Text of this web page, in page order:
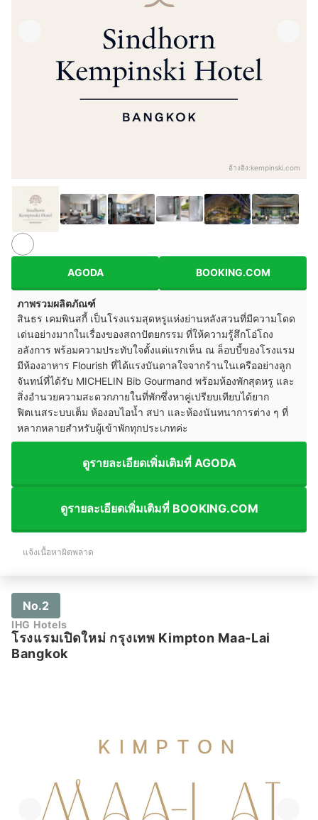
อ้างอิง:kempinski.com
AGODA BOOKING.COM
ภาพรวมผลิตภัณฑ์
สินธร เคมพินสกี้ เป็นโรงแรมสุดหรูแห่งย่านหลังสวนที่มีความโดด
เด่นอย่างมากในเรื่องของสถาปัตยกรรม ที่ให้ความรู้สึกโอ่โถง
อลังการ พร้อมความประทับใจตั้งแต่แรกเห็น ณ ล็อบบี้ของโรงแรม
มีห้องอาหาร Flourish ที่ได้แรงบันดาลใจจากร้านในเครืออย่างลูก
จันทน์ที่ได้รับ MICHELIN Bib Gourmand พร้อมห้องพักสุดหรู และ
สิ่งอำนวยความสะดวกภายในที่พักซึ่งหาคู่เปรียบเทียบได้ยาก
ฟิตเนสระบบเต็ม ห้องอบไอน้ำ สปา และห้องนันทนาการต่าง ๆ ที่
หลากหลายสำหรับผู้เข้าพักทุกประเภทค่ะ
ดูรายละเอียดเพิ่มเติมที่ AGODA
ดูรายละเอียดเพิ่มเติมที่ BOOKING.COM
แจ้งเนื้อหาผิดพลาด
No.2
IHG Hotels
โรงแรมเปิดใหม่ กรุงเทพ Kimpton Maa-Lai
Bangkok